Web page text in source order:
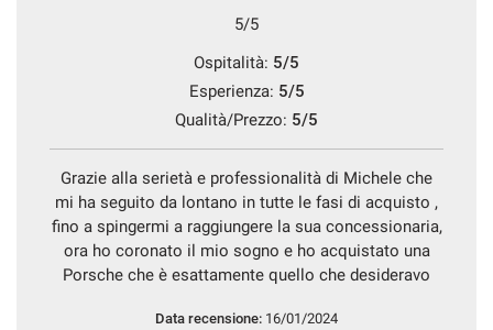
5/5
Ospitalità: 5/5
Esperienza: 5/5
Qualità/Prezzo: 5/5
Grazie alla serietà e professionalità di Michele che
mi ha seguito da lontano in tutte le fasi di acquisto ,
fino a spingermi a raggiungere la sua concessionaria,
ora ho coronato il mio sogno e ho acquistato una
Porsche che è esattamente quello che desideravo
Data recensione: 16/01/2024